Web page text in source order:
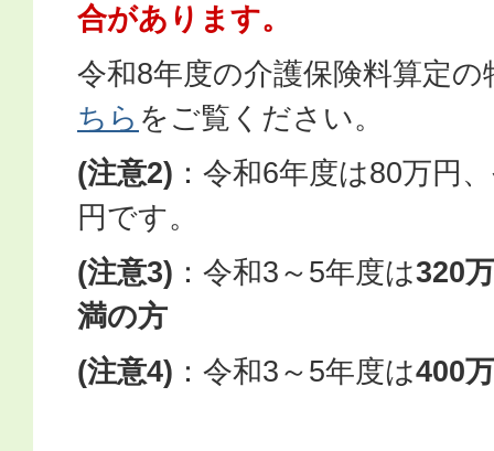
合があります。
令和8年度の介護保険料算定
ちら をご覧ください。
(注意2) ：令和6年度は80万円
円です。
(注意3) ：令和3～5年度は320
満の方
(注意4) ：令和3～5年度は400